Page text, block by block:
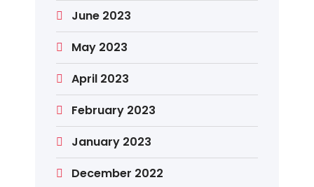
June 2023
May 2023
April 2023
February 2023
January 2023
December 2022